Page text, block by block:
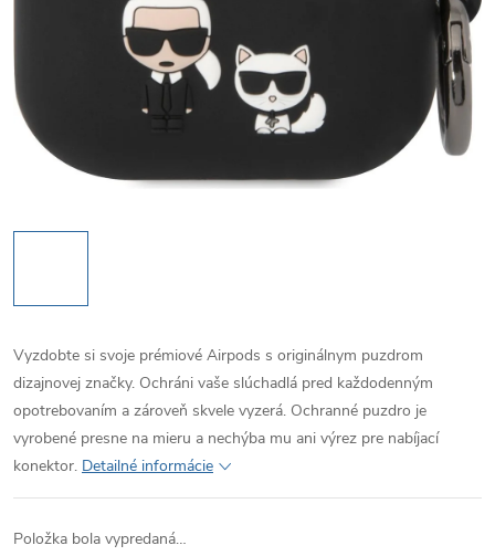
Vyzdobte si svoje prémiové Airpods s originálnym puzdrom
dizajnovej značky. Ochráni vaše slúchadlá pred každodenným
opotrebovaním a zároveň skvele vyzerá. Ochranné puzdro je
vyrobené presne na mieru a nechýba mu ani výrez pre nabíjací
konektor. Detailné informácie
Položka bola vypredaná…